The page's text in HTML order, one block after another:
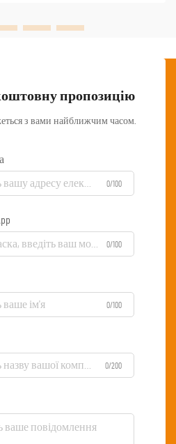
пропозицію
з вами найближчим часом.
0/100
0/100
0/100
0/200